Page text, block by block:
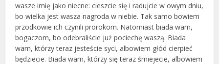
wasze imię jako niecne: cieszcie się i radujcie w owym dniu,
bo wielka jest wasza nagroda w niebie. Tak samo bowiem
przodkowie ich czynili prorokom. Natomiast biada wam,
bogaczom, bo odebraliście już pociechę waszą. Biada
wam, którzy teraz jesteście syci, albowiem głód cierpieć
będziecie. Biada wam, którzy się teraz śmiejecie, albowiem